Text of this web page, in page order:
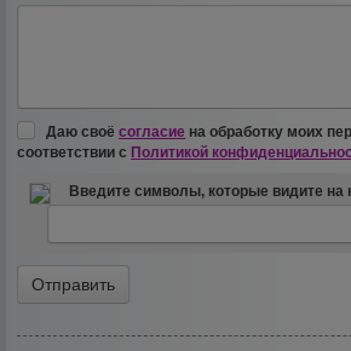
Даю своёсогласие на обработку моих
соответствии с Политикой
Введите символы, которые видите на